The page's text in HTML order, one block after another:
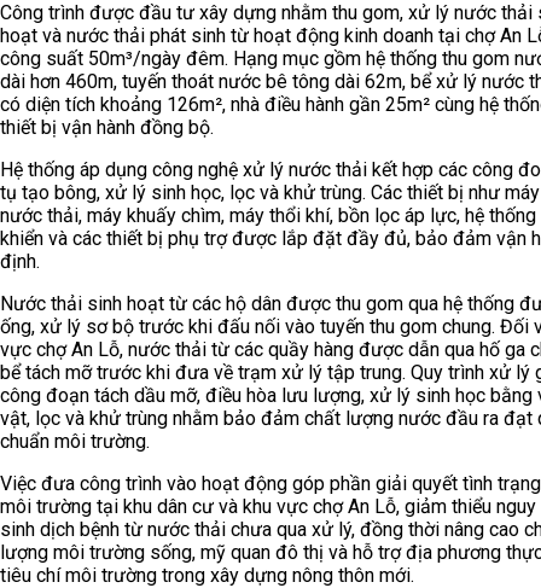
Công trình được đầu tư xây dựng nhằm thu gom, xử lý nước thải
hoạt và nước thải phát sinh từ hoạt động kinh doanh tại chợ An
công suất 50m³/ngày đêm. Hạng mục gồm hệ thống thu gom
dài hơn 460m, tuyến thoát nước bê tông dài 62m, bể xử lý nước
có diện tích khoảng 126m², nhà điều hành gần 25m² cùng hệ
thiết bị vận hành đồng bộ.
Hệ thống áp dụng công nghệ xử lý nước thải kết hợp các công
tụ tạo bông, xử lý sinh học, lọc và khử trùng. Các thiết bị như
nước thải, máy khuấy chìm, máy thổi khí, bồn lọc áp lực, hệ
khiển và các thiết bị phụ trợ được lắp đặt đầy đủ, bảo đảm vận
định.
Nước thải sinh hoạt từ các hộ dân được thu gom qua hệ thống
ống, xử lý sơ bộ trước khi đấu nối vào tuyến thu gom chung. Đối
vực chợ An Lỗ, nước thải từ các quầy hàng được dẫn qua hố ga
bể tách mỡ trước khi đưa về trạm xử lý tập trung. Quy trình xử lý
công đoạn tách dầu mỡ, điều hòa lưu lượng, xử lý sinh học bằng
vật, lọc và khử trùng nhằm bảo đảm chất lượng nước đầu ra đạt
chuẩn môi trường.
Việc đưa công trình vào hoạt động góp phần giải quyết tình
môi trường tại khu dân cư và khu vực chợ An Lỗ, giảm thiểu
sinh dịch bệnh từ nước thải chưa qua xử lý, đồng thời nâng cao
lượng môi trường sống, mỹ quan đô thị và hỗ trợ địa phương
tiêu chí môi trường trong xây dựng nông thôn mới.